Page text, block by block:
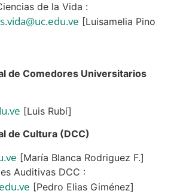
de la Vida :
[Luisamelia Pino
de Comedores Universitarios
[Luis Rubí]
de Cultura (DCC)
[María Blanca Rodriguez F.]
Auditivas DCC :
[Pedro Elias Giménez]